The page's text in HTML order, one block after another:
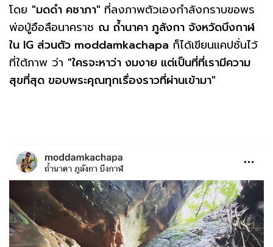
โดย "มดดำ คชาภา" ที่ลงภาพตัวเองกำลังกราบขอพร
พ่อปู่อือลือนาคราช ณ ถ้ำนาคา ภูลังกา จังหวัดบึงกาฬ
ใน IG ส่วนตัว moddamkachapa ก็ได้เขียนแคปชั่นไว้
ที่ใต้ภาพ ว่า "ใครจะหาว่า งมงาย แต่เป็นที่ที่เรามีความ
สุขที่สุด ขอบพระคุณทุกเรื่องราวที่ผ่านเข้ามา"